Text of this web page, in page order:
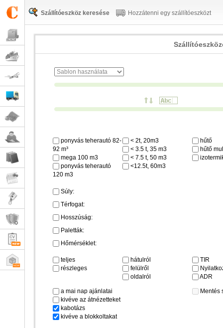
Szállítóeszköz keresése Hozzátenni egy szállítóeszközt
ponyvás teherautó 82-
92 m³
mega 100 m3
ponyvás teherautó
120 m3
< 2t, 20m3
< 3.5 t, 35 m3
< 7.5 t, 50 m3
<12.5t, 60m3
hűtő
hűtő
Súly:
Térfogat:
Hosszúság:
Paletták:
Hőmérséklet:
teljes
részleges
hátulról
felülről
oldalról
TIR
ADR
a mai nap ajánlatai
kivéve az átnézetteket
kabotázs
kivéve a blokkoltakat
Mentés